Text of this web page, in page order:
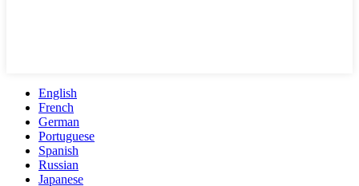
English
French
German
Portuguese
Spanish
Russian
Japanese